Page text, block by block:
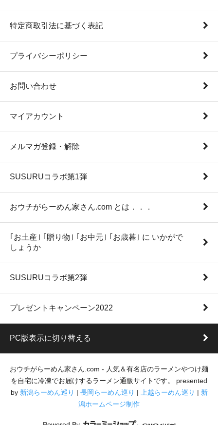
特定商取引法に基づく表記
プライバシーポリシー
お問い合わせ
マイアカウント
メルマガ登録・解除
SUSURUコラボ第1弾
おウチがらーめん家さん.com とは．．．
｢お土産｣ ｢贈り物｣ ｢お中元｣ ｢お歳暮｣ に いかがで
しょうか
SUSURUコラボ第2弾
プレゼントキャンペーン2022
PC版表示に切り替える
おウチがらーめん家さん.com - 人気＆有名店のラーメンやつけ麺
を自宅に冷凍でお届けするラーメン通販サイトです。 presented
by 新潟らーめん巡り 長岡らーめん巡り 上越らーめん巡り
新
潟ホームページ制作